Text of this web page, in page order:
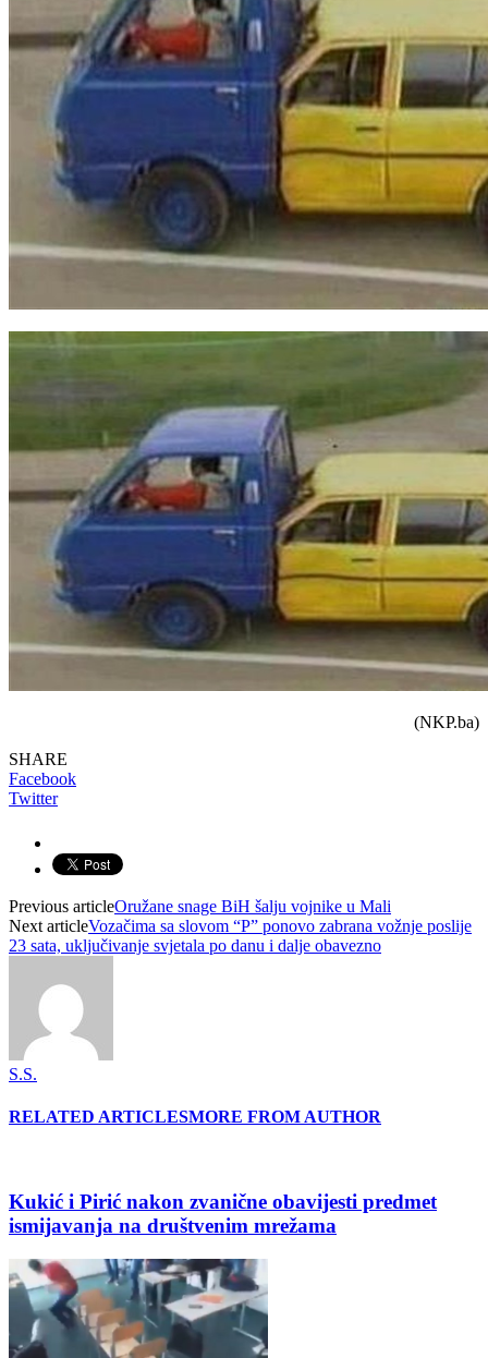
(NKP.ba)
SHARE
Facebook
Twitter
Previous articleOružane snage BiH šalju vojnike u Mali
Next articleVozačima sa slovom “P” ponovo zabrana vožnje poslije
23 sata, uključivanje svjetala po danu i dalje obavezno
S.S.
RELATED ARTICLESMORE FROM AUTHOR
Kukić i Pirić nakon zvanične obavijesti predmet
ismijavanja na društvenim mrežama